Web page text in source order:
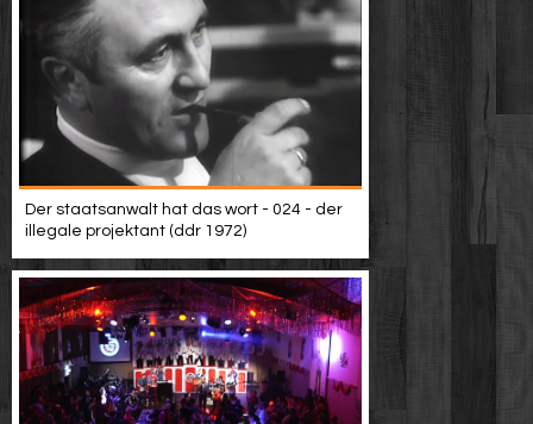
Der staatsanwalt hat das wort - 024 - der
illegale projektant (ddr 1972)